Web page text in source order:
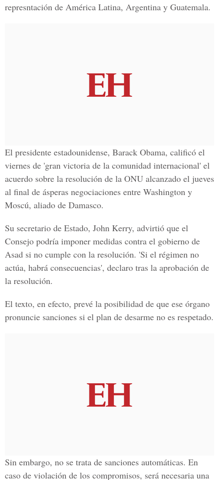
represntación de América Latina, Argentina y Guatemala.
El presidente estadounidense, Barack Obama, calificó el
viernes de 'gran victoria de la comunidad internacional' el
acuerdo sobre la resolución de la ONU alcanzado el jueves
al final de ásperas negociaciones entre Washington y
Moscú, aliado de Damasco.
Su secretario de Estado, John Kerry, advirtió que el
Consejo podría imponer medidas contra el gobierno de
Asad si no cumple con la resolución. 'Si el régimen no
actúa, habrá consecuencias', declaro tras la aprobación de
la resolución.
El texto, en efecto, prevé la posibilidad de que ese órgano
pronuncie sanciones si el plan de desarme no es respetado.
Sin embargo, no se trata de sanciones automáticas. En
caso de violación de los compromisos, será necesaria una